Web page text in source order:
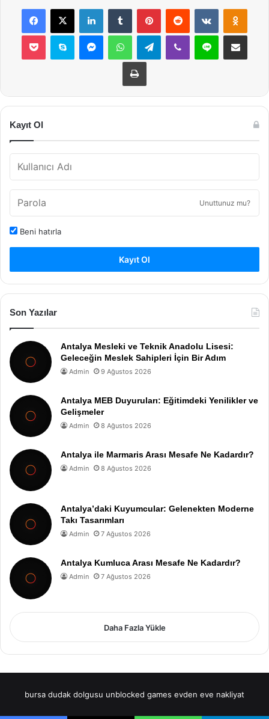
Facebook
X LinkedInTumblr PinterestReddit VKontakte
Pocket Skype MessengerWhatsAppTelegramViber Line E-Posta ile
Yazdır
Kayıt Ol
Unuttunuz mu?
Beni hatırla
Kayıt Ol
Son Yazılar
Antalya Mesleki ve Teknik Anadolu Lisesi:
Geleceğin Meslek Sahipleri İçin Bir Adım
Admin 9 Ağustos 2026
Antalya MEB Duyuruları: Eğitimdeki Yenilikler ve
Gelişmeler
Admin 8 Ağustos 2026
Antalya ile Marmaris Arası Mesafe Ne Kadardır?
Admin 8 Ağustos 2026
Antalya’daki Kuyumcular: Gelenekten Moderne
Takı Tasarımları
Admin 7 Ağustos 2026
Antalya Kumluca Arası Mesafe Ne Kadardır?
Admin 7 Ağustos 2026
Daha Fazla Yükle
bursa dudak dolgusu unblocked games evden eve nakliyat